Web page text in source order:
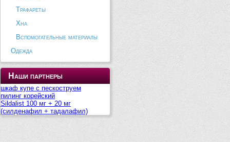
Трафареты
Хна
Вспомогательные материалы
Одежда
Наши партнеры
шкаф купе с пескоструем
пилинг корейский
Sildalist 100 мг + 20 мг
(силденафил + тадалафил)